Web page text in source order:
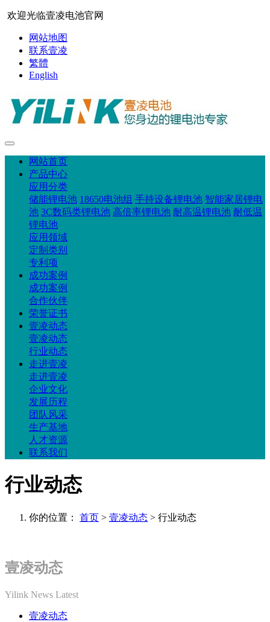
欢迎光临壹凌电池官网
网站地图
联系壹凌
繁體
English
网站首页
产品中心
应用分类
储能锂电池 18650电池组 手持设备锂电池 智能家居锂电
池 3C数码类锂电池 高倍率锂电池 耐高温锂电池 耐低温
锂电池
应用领域
定制类别
专利项
成功案例
成功案例
合作伙伴
荣誉证书
壹凌动态
壹凌动态
行业动态
走进壹凌
走进壹凌
企业文化
发展历程
团队风采
生产基地
人才资源
联系我们
行业动态
你的位置： 首页 > 壹凌动态 > 行业动态
壹凌动态
Yilink News Latest
壹凌动态